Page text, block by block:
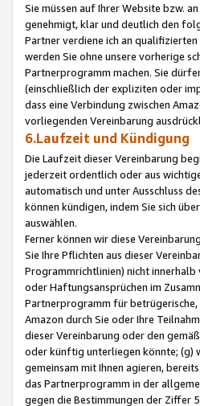
Sie müssen auf Ihrer Website bzw.
genehmigt, klar und deutlich den
Partner verdiene ich an
werden Sie ohne unsere vorherige
Partnerprogramm machen. Sie
(einschließlich der expliziten oder
dass eine Verbindung zwischen
vorliegenden Vereinbarung
6.Laufzeit und Kündigung
Die Laufzeit dieser Vereinbarung
jederzeit ordentlich oder aus
automatisch und unter Ausschluss
können kündigen, indem Sie sich
auswählen.
Ferner können wir diese
Sie Ihre Pflichten aus dieser
Programmrichtlinien) nicht innerhalb
oder Haftungsansprüchen im
Partnerprogramm für betrügerische,
Amazon durch Sie oder Ihre
dieser Vereinbarung oder den
oder künftig unterliegen könnte; (g)
gemeinsam mit Ihnen agieren,
das Partnerprogramm in der
gegen die Bestimmungen der Ziffer